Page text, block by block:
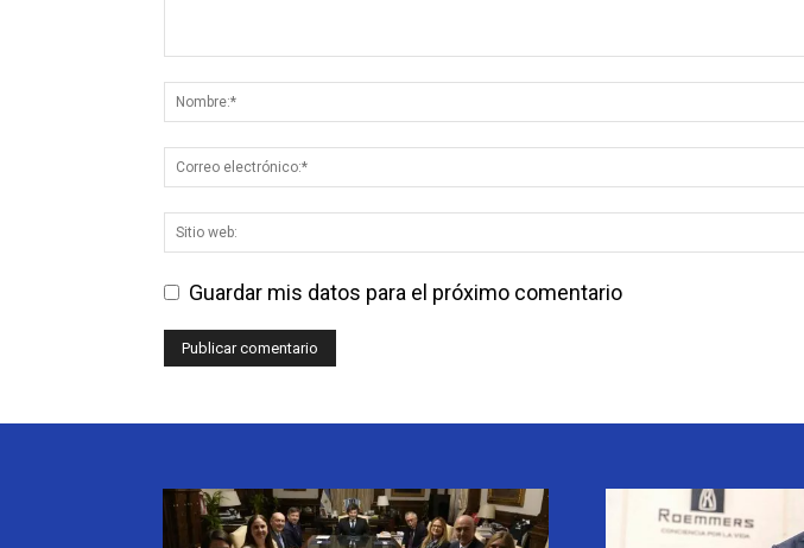
Guardar mis datos para el próximo comentario